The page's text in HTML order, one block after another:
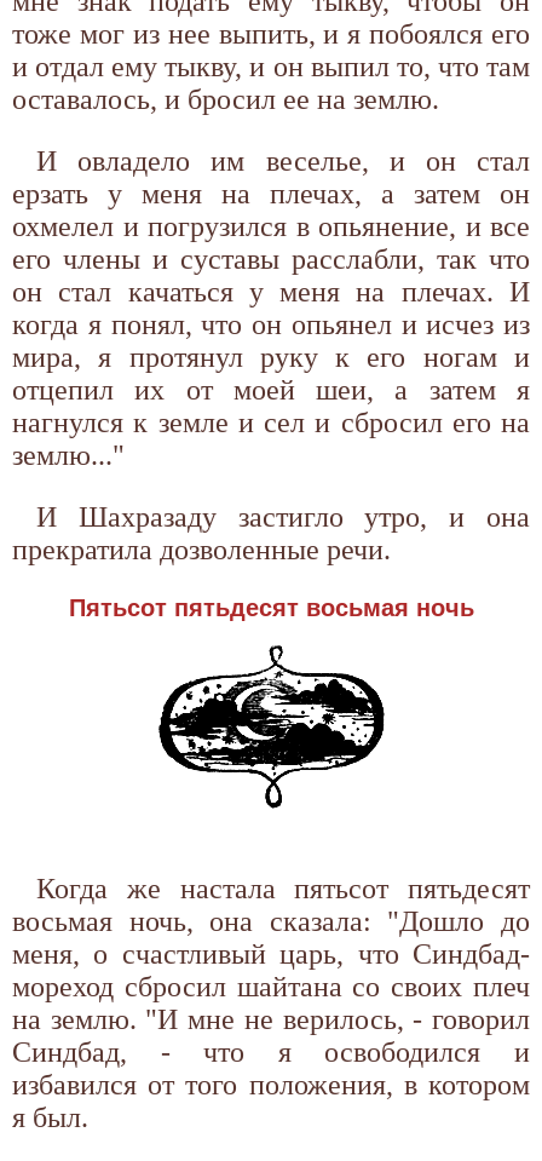
тоже мог из нее выпить, и я побоялся его
и отдал ему тыкву, и он выпил то, что там
оставалось, и бросил ее на землю.
И овладело им веселье, и он стал
ерзать у меня на плечах, а затем он
охмелел и погрузился в опьянение, и все
его члены и суставы расслабли, так что
он стал качаться у меня на плечах. И
когда я понял, что он опьянел и исчез из
мира, я протянул руку к его ногам и
отцепил их от моей шеи, а затем я
нагнулся к земле и сел и сбросил его на
землю..."
И Шахразаду застигло утро, и она
прекратила дозволенные речи.
Пятьсот пятьдесят восьмая ночь
Когда же настала пятьсот пятьдесят
восьмая ночь, она сказала: "Дошло до
меня, о счастливый царь, что Синдбад-
мореход сбросил шайтана со своих плеч
на землю. "И мне не верилось, - говорил
Синдбад, - что я освободился и
избавился от того положения, в котором
я был.